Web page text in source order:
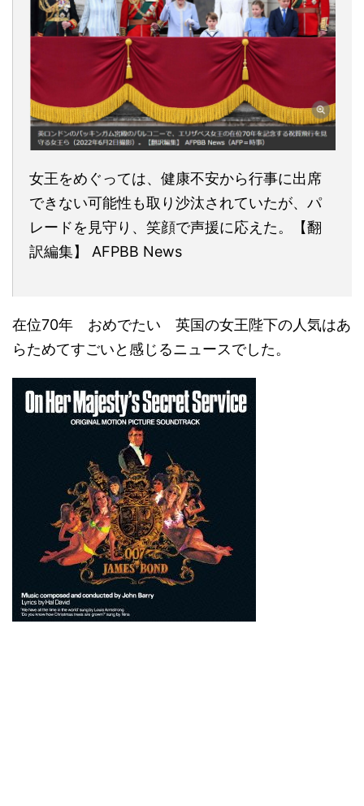
女王をめぐっては、健康不安から行事に出席
できない可能性も取り沙汰されていたが、パ
レードを見守り、笑顔で声援に応えた。【翻
訳編集】 AFPBB News
在位70年 おめでたい 英国の女王陛下の人気はあ
らためてすごいと感じるニュースでした。